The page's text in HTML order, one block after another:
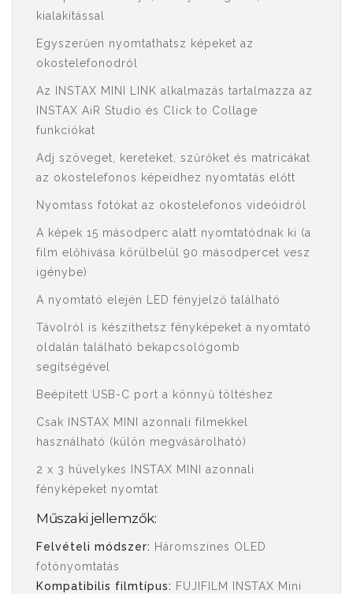
kialakítással
Egyszerűen nyomtathatsz képeket az
okostelefonodról
Az INSTAX MINI LINK alkalmazás tartalmazza az
INSTAX AiR Studio és Click to Collage
funkciókat
Adj szöveget, kereteket, szűrőket és matricákat
az okostelefonos képeidhez nyomtatás előtt
Nyomtass fotókat az okostelefonos videóidról
A képek 15 másodperc alatt nyomtatódnak ki (a
film előhívása körülbelül 90 másodpercet vesz
igénybe)
A nyomtató elején LED fényjelző található
Távolról is készíthetsz fényképeket a nyomtató
oldalán található bekapcsológomb
segítségével
Beépített USB-C port a könnyű töltéshez
Csak INSTAX MINI azonnali filmekkel
használható (külön megvásárolható)
2 x 3 hüvelykes INSTAX MINI azonnali
fényképeket nyomtat
Műszaki jellemzők:
Felvételi módszer: Háromszínes OLED
fotónyomtatás
Kompatibilis filmtípus: FUJIFILM INSTAX Mini